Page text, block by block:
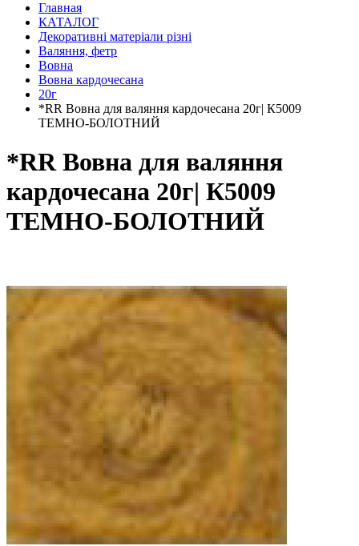
Главная
КАТАЛОГ
Декоративні матеріали різні
Валяння, фетр
Вовна
Вовна кардочесана
20г
*RR Вовна для валяння кардочесана 20г| К5009
ТЕМНО-БОЛОТНИЙ
*RR Вовна для валяння
кардочесана 20г| К5009
ТЕМНО-БОЛОТНИЙ